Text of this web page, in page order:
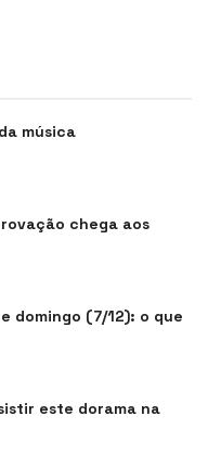
música
chega aos
domingo (7/12): o que
este dorama na